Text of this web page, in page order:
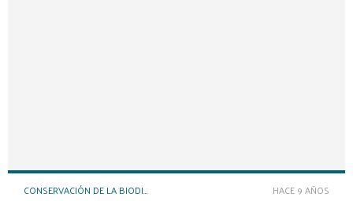
HACE 9 AÑOS
CONSERVACIÓN DE LA BIODIVERSIDAD